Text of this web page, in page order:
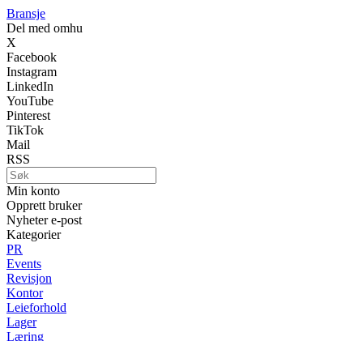
Bransje
Del med omhu
X
Facebook
Instagram
LinkedIn
YouTube
Pinterest
TikTok
Mail
RSS
Min konto
Opprett bruker
Nyheter e-post
Kategorier
PR
Events
Revisjon
Kontor
Leieforhold
Lager
Læring